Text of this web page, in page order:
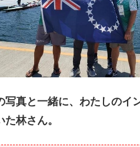
写真と一緒に、わたしのイ
林さん。